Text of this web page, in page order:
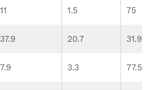
11 1.5 75
37.9 20.7 31.9
7.9 3.3 77.5